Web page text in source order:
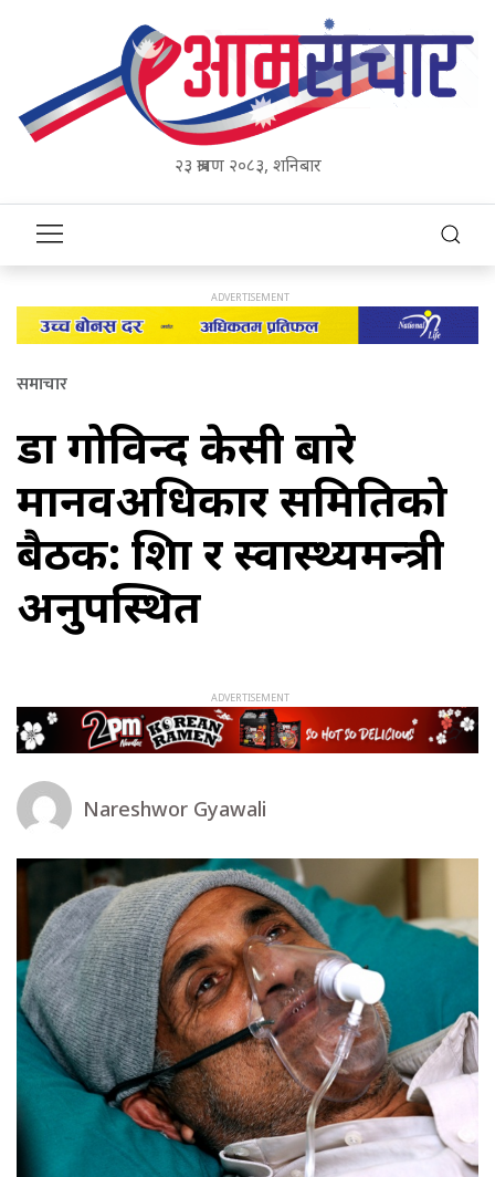
२३ श्रावण २०८३, शनिबार
समाचार
डा गोविन्द केसी बारे
मानवअधिकार समितिको
बैठक: शिक्षा र स्वास्थ्यमन्त्री
अनुपस्थित
Nareshwor Gyawali